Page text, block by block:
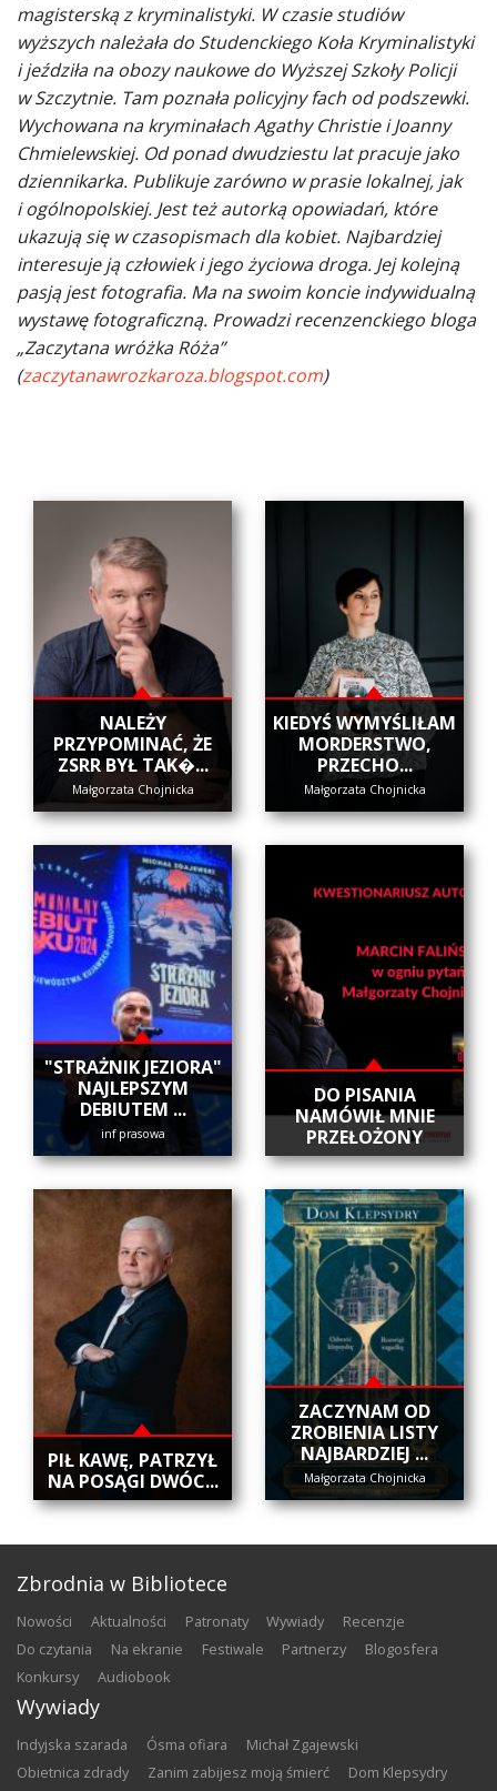
magisterską z kryminalistyki. W czasie studiów
wyższych należała do Studenckiego Koła Kryminalistyki
i jeździła na obozy naukowe do Wyższej Szkoły Policji
w Szczytnie. Tam poznała policyjny fach od podszewki.
Wychowana na kryminałach Agathy Christie i Joanny
Chmielewskiej. Od ponad dwudziestu lat pracuje jako
dziennikarka. Publikuje zarówno w prasie lokalnej, jak
i ogólnopolskiej. Jest też autorką opowiadań, które
ukazują się w czasopismach dla kobiet. Najbardziej
interesuje ją człowiek i jego życiowa droga. Jej kolejną
pasją jest fotografia. Ma na swoim koncie indywidualną
wystawę fotograficzną. Prowadzi recenzenckiego bloga
„Zaczytana wróżka Róża”
(zaczytanawrozkaroza.blogspot.com)
NALEŻY
PRZYPOMINAĆ, ŻE
ZSRR BYŁ TAK�...
Małgorzata Chojnicka
KIEDYŚ WYMYŚLIŁAM
MORDERSTWO,
PRZECHO...
Małgorzata Chojnicka
"STRAŻNIK JEZIORA"
NAJLEPSZYM
DEBIUTEM ...
inf prasowa
DO PISANIA
NAMÓWIŁ MNIE
PRZEŁOŻONY
​PIŁ KAWĘ, PATRZYŁ
NA POSĄGI DWÓC...
ZACZYNAM OD
ZROBIENIA LISTY
NAJBARDZIEJ ...
Małgorzata Chojnicka
Zbrodnia w Bibliotece
nowości aktualności patronaty wywiady
recenzje
do czytania
na ekranie festiwale partnerzy
blogosfera
konkursy
audiobook
Wywiady
Indyjska szarada Ósma ofiara
Michał Zgajewski
Obietnica zdrady
Zanim zabijesz moją śmierć
Dom Klepsydry